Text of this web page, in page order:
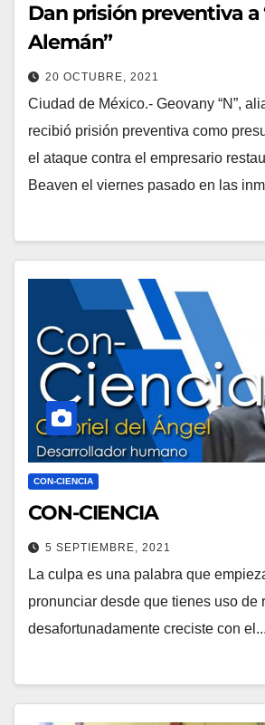
Dan prisión preventiva a
Alemán”
20 OCTUBRE, 2021
Ciudad de México.- Geovany “N”,
recibió prisión preventiva como
el ataque contra el empresario
Beaven el viernes pasado en las
CON-CIENCIA
CON-CIENCIA
5 SEPTIEMBRE, 2021
La culpa es una palabra que
pronunciar desde que tienes uso de
desafortunadamente creciste con el...